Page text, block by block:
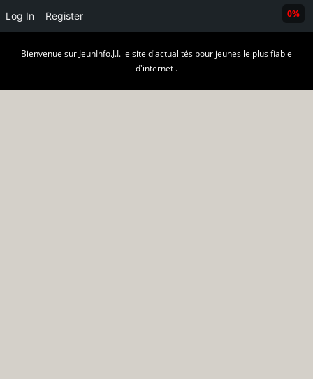
Log In Register
Bienvenue sur JeunInfo.J.I. le site d'actualités pour jeunes le plus fiable
d'internet .
0%